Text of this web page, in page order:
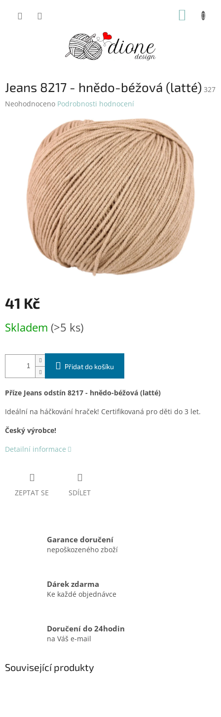
Jeans 8217 - hnědo-béžová (latté) 327
Průměrné
hvězdiček.
Neohodnoceno Podrobnosti hodnocení
41 Kč
cena:
Skladem (>5 ks)
Přidat do košíku
Příze Jeans odstín 8217 - hnědo-béžová (latté)
Ideální na háčkování hraček! Certifikovaná pro děti do 3 let.
Český výrobce!
Detailní informace
ZEPTAT SE SDÍLET
Garance doručení
nepoškozeného zboží
Dárek zdarma
Ke každé objednávce
Doručení do 24hodin
na Váš e-mail
Související produkty